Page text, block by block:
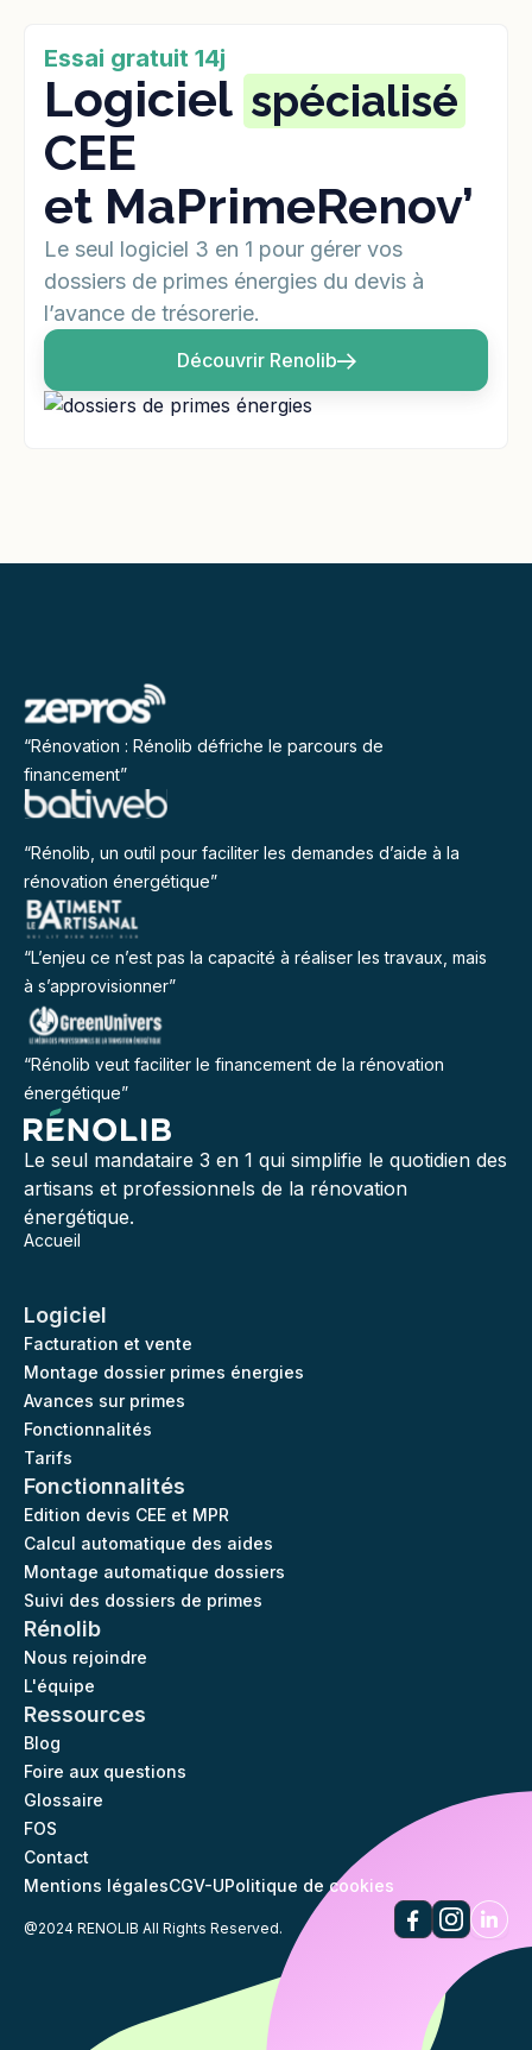
Essai gratuit 14j
Logiciel spécialisé
CEE
et MaPrimeRenov’
Le seul logiciel 3 en 1 pour gérer vos
dossiers de primes énergies du devis à
l’avance de trésorerie.
Découvrir Renolib
“Rénovation : Rénolib défriche le parcours de
financement”
“Rénolib, un outil pour faciliter les demandes d’aide à la
rénovation énergétique”
“L’enjeu ce n’est pas la capacité à réaliser les travaux, mais
à s’approvisionner”
“Rénolib veut faciliter le financement de la rénovation
énergétique”
Le seul mandataire 3 en 1 qui simplifie le quotidien des
artisans et professionnels de la rénovation
énergétique.
Accueil
Logiciel
Facturation et vente
Montage dossier primes énergies
Avances sur primes
Fonctionnalités
Tarifs
Fonctionnalités
Edition devis CEE et MPR
Calcul automatique des aides
Montage automatique dossiers
Suivi des dossiers de primes
Rénolib
Nous rejoindre
L'équipe
Ressources
Blog
Foire aux questions
Glossaire
FOS
Contact
Mentions légalesCGV-UPolitique de cookies
@2024 RENOLIB All Rights Reserved.